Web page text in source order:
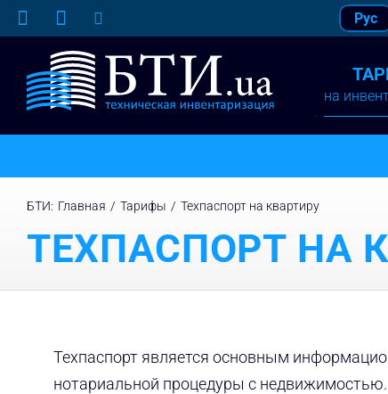
Skip
to
content
Рус
на
БТИ: Главная / Тарифы / Техпаспорт на квартиру
ТЕХПАСПОРТ НА
Техпаспорт является основным
нотариальной процедуры с